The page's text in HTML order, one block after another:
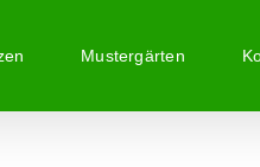
Mustergärten